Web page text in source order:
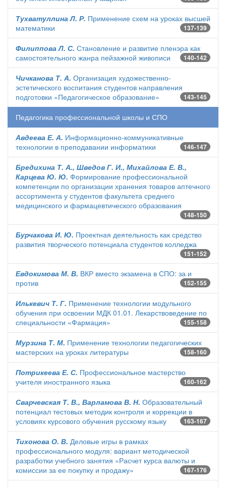
Тухватуллина Л. Р. Применение схем на уроках высшей
математики
137-139
Филиппова Л. С. Становление и развитие пленэра как
самостоятельного жанра пейзажной живописи
140-142
Чичканова Т. А. Организация художественно-
эстетического воспитания студентов направления
подготовки «Педагогическое образование»
143-145
Педагогика профессиональной школы и СПО
Авдеева Е. А. Информационно-коммуникативные
технологии в преподавании информатики
146-147
Бредихина Т. А., Шведов Г. И., Михайлова Е. В.,
Карцева Ю. Ю. Формирование профессиональной
компетенции по организации хранения товаров аптечного
ассортимента у студентов факультета среднего
медицинского и фармацевтического образования
148-150
Бурчакова И. Ю. Проектная деятельность как средство
развития творческого потенциала студентов колледжа
151-152
Евдокимова М. В. ВКР вместо экзамена в СПО: за и
против
152-155
Илькевич Т. Г. Применение технологии модульного
обучения при освоении МДК 01.01. Лекарствоведение по
специальности «Фармация»
155-158
Мурзина Т. М. Применение технологии педагогических
мастерских на уроках литературы
158-160
Потрикеева Е. С. Профессиональное мастерство
учителя иностранного языка
160-162
Сварчевская Т. В., Варламова В. Н. Образовательный
потенциал тестовых методик контроля и коррекции в
условиях курсового обучения русскому языку
163-167
Тихонова О. В. Деловые игры в рамках
профессионального модуля: вариант методической
разработки учебного занятия «Расчет курса валюты и
комиссии за ее покупку и продажу»
167-176